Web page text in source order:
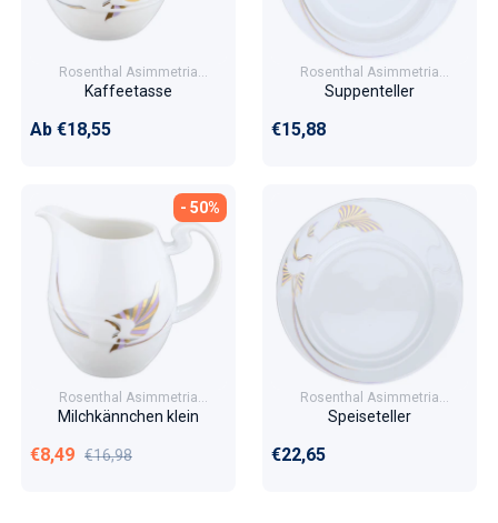
Rosenthal Asimmetria
Goldblume/Indian Summer
Kaffeetasse
Normaler Preis
Ab €18,55
Rosenthal Asimmetria
Goldblume/Indian Summer
Suppenteller
Normaler Preis
€15,88
- 50%
Rosenthal Asimmetria
Goldblume/Indian Summer
Milchkännchen klein
Verkaufspreis
€8,49 Normaler Preis
€16,98
Rosenthal Asimmetria
Goldblume/Indian Summer
Speiseteller
Normaler Preis
€22,65